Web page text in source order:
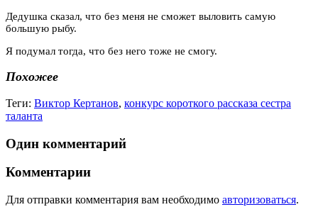
Дедушка сказал, что без меня не сможет выловить самую
большую рыбу.
Я подумал тогда, что без него тоже не смогу.
Похожее
Теги: Виктор Кертанов, конкурс короткого рассказа сестра
таланта
Один комментарий
Комментарии
Для отправки комментария вам необходимо авторизоваться.